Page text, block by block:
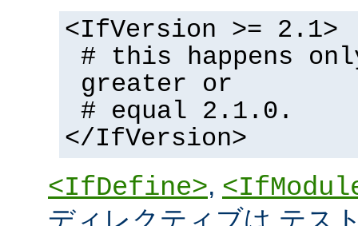
<IfVersion >= 2.1>
# this happens
greater or
# equal 2.1.0.
</IfVersion>
<IfDefine>,
ディレクティブは テス